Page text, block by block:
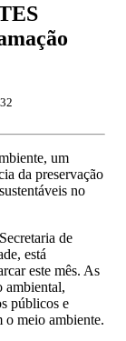
um
da preservação
no
de
está
este mês. As
ambiental,
públicos e
o meio ambiente.